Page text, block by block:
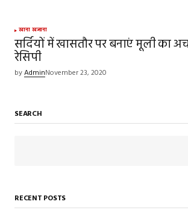
खाना खजाना
सर्दियों में खासतौर पर बनाएं मूली का
रेसिपी
byAdminNovember 23, 2020
SEARCH
RECENT POSTS